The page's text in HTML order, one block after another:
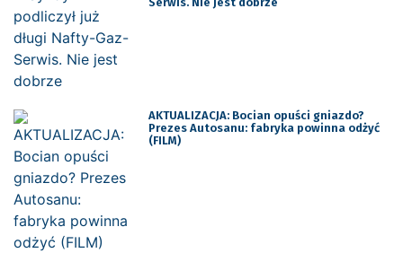
AKTUALIZACJA: Bocian opuści gniazdo?
Prezes Autosanu: fabryka powinna odżyć
(FILM)